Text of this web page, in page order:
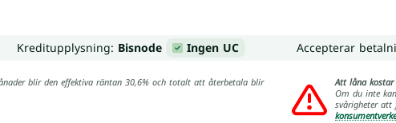
Kreditupplysning: Bisnode Ingen UC Accepterar
blir den effektiva räntan 30,6% och totalt att återbetala blir
Att låna kostar
Om du inte
svårigheter att